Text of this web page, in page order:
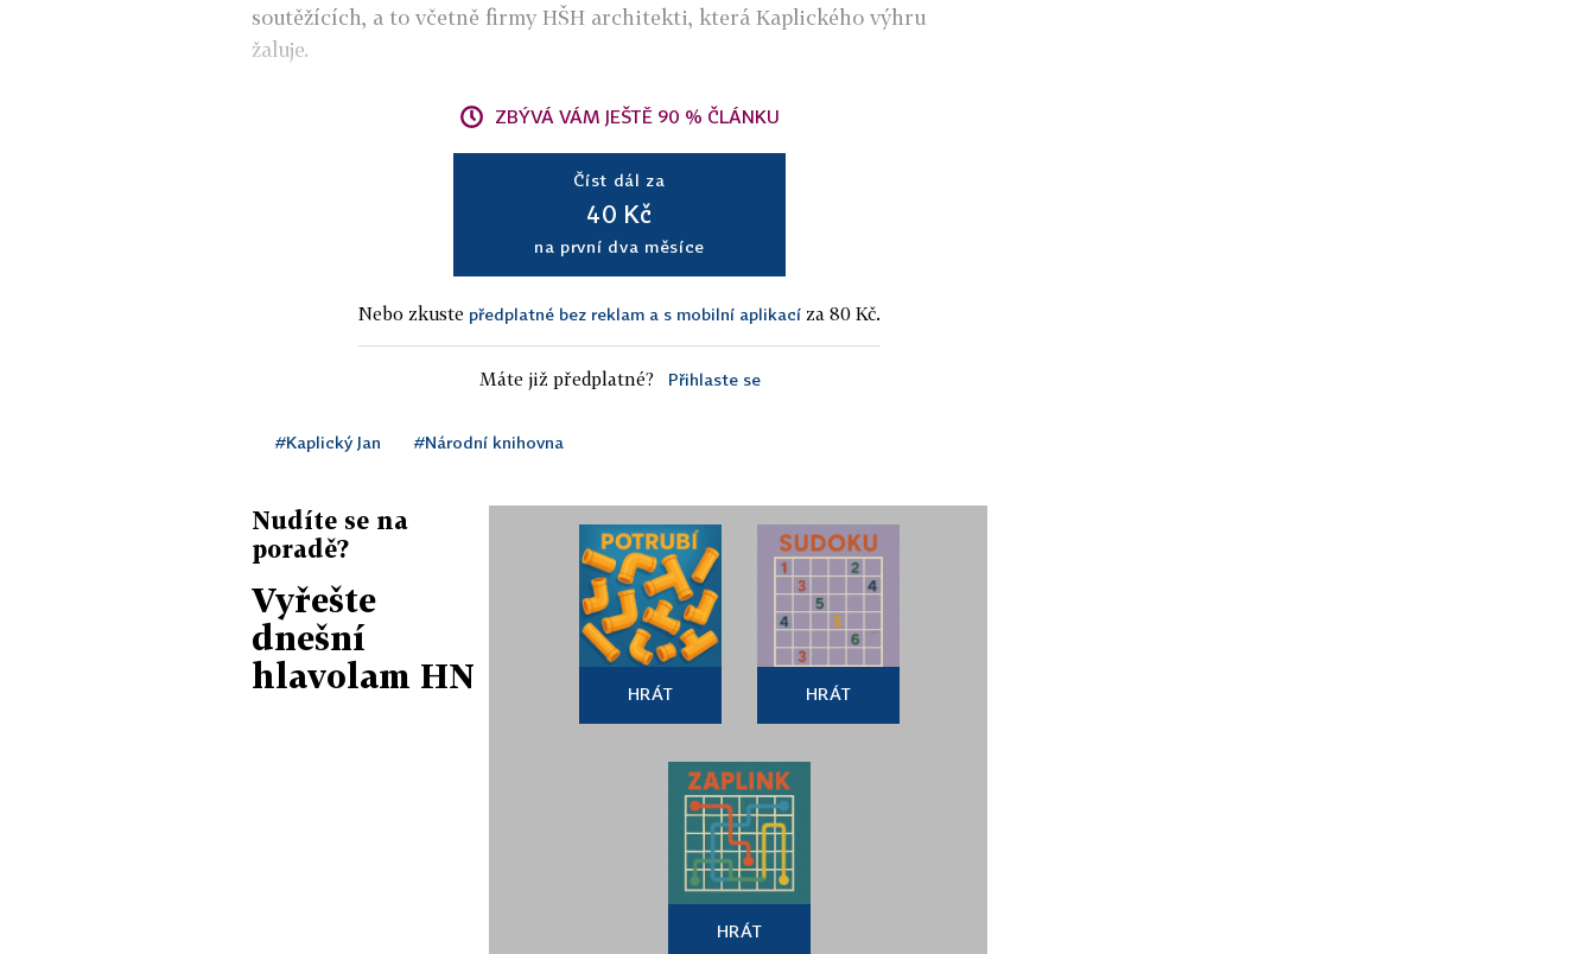
soutěžících, a to včetně firmy HŠH architekti, která Kaplického výhru
žaluje.
ZBÝVÁ VÁM JEŠTĚ 90 % ČLÁNKU
Číst dál za
40 Kč
na první dva měsíce
Nebo zkuste předplatné bez reklam a s mobilní aplikací za 80 Kč.
Máte již předplatné? Přihlaste se
#Kaplický Jan #Národní knihovna
Nudíte se na
poradě?
Vyřešte
dnešní
hlavolam HN
HRÁT HRÁT
HRÁT